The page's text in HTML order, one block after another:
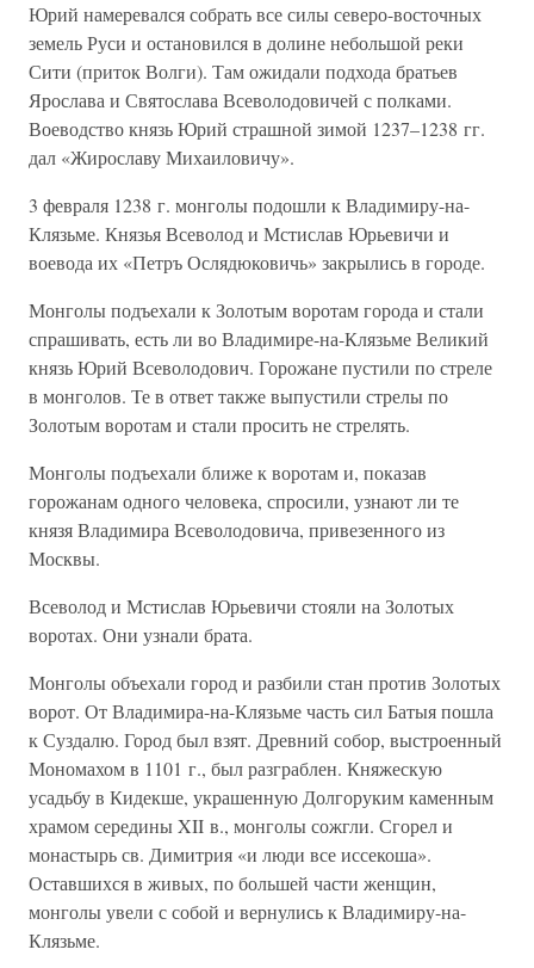
Юрий намеревался собрать все силы северо-восточных
земель Руси и остановился в долине небольшой реки
Сити (приток Волги). Там ожидали подхода братьев
Ярослава и Святослава Всеволодовичей с полками.
Воеводство князь Юрий страшной зимой 1237–1238 гг.
дал «Жирославу Михаиловичу».
3 февраля 1238 г. монголы подошли к Владимиру-на-
Клязьме. Князья Всеволод и Мстислав Юрьевичи и
воевода их «Петръ Ослядюковичь» закрылись в городе.
Монголы подъехали к Золотым воротам города и стали
спрашивать, есть ли во Владимире-на-Клязьме Великий
князь Юрий Всеволодович. Горожане пустили по стреле
в монголов. Те в ответ также выпустили стрелы по
Золотым воротам и стали просить не стрелять.
Монголы подъехали ближе к воротам и, показав
горожанам одного человека, спросили, узнают ли те
князя Владимира Всеволодовича, привезенного из
Москвы.
Всеволод и Мстислав Юрьевичи стояли на Золотых
воротах. Они узнали брата.
Монголы объехали город и разбили стан против Золотых
ворот. От Владимира-на-Клязьме часть сил Батыя пошла
к Суздалю. Город был взят. Древний собор, выстроенный
Мономахом в 1101 г., был разграблен. Княжескую
усадьбу в Кидекше, украшенную Долгоруким каменным
храмом середины XII в., монголы сожгли. Сгорел и
монастырь св. Димитрия «и люди все иссекоша».
Оставшихся в живых, по большей части женщин,
монголы увели с собой и вернулись к Владимиру-на-
Клязьме.